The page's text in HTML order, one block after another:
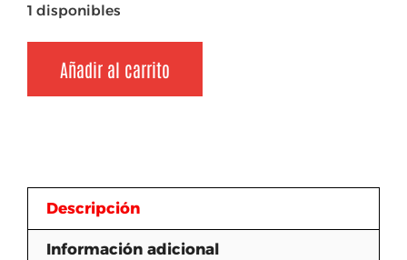
1 disponibles
Añadir al carrito
Descripción
Información adicional